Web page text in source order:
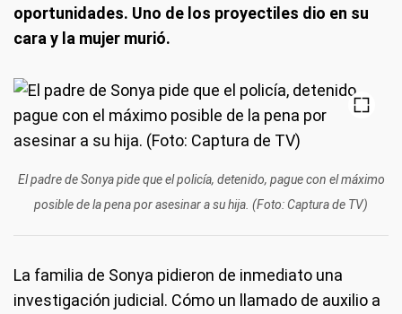
oportunidades. Uno de los proyectiles dio en su
cara y la mujer murió.
El padre de Sonya pide que el policía, detenido, pague con el máximo
posible de la pena por asesinar a su hija. (Foto: Captura de TV)
La familia de Sonya pidieron de inmediato una
investigación judicial. Cómo un llamado de auxilio a